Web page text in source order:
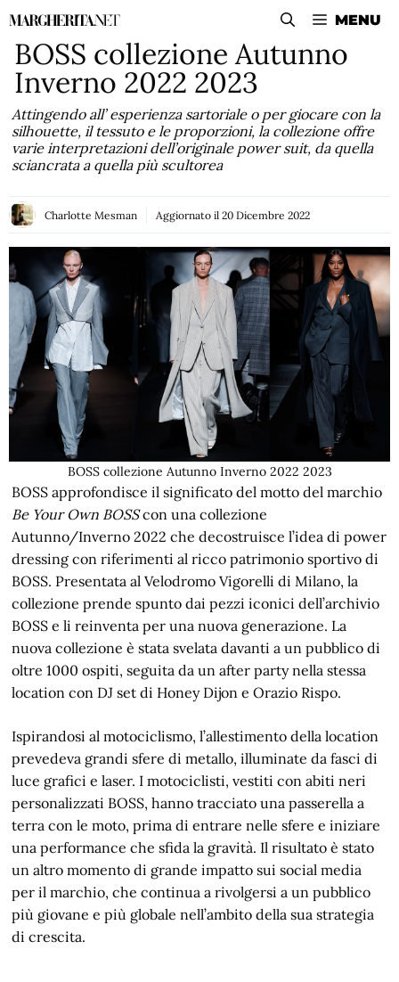
Vai
contenuto
MENU
BOSS collezione Autunno
Inverno 2022 2023
Attingendo all’ esperienza sartoriale o per giocare con la
silhouette, il tessuto e le proporzioni, la collezione offre
varie interpretazioni dell’originale power suit, da quella
sciancrata a quella più scultorea
Charlotte Mesman Aggiornato il 20 Dicembre 2022
BOSS collezione Autunno Inverno 2022 2023
BOSS approfondisce il significato del motto del marchio
Be Your Own BOSScon una collezione
Autunno/Inverno 2022 che decostruisce l’idea di power
dressing con riferimenti al ricco patrimonio sportivo di
BOSS. Presentata al Velodromo Vigorelli di Milano, la
collezione prende spunto dai pezzi iconici dell’archivio
BOSS e li reinventa per una nuova generazione. La
nuova collezione è stata svelata davanti a un pubblico di
oltre 1000 ospiti, seguita da un after party nella stessa
location con DJ set di Honey Dijon e Orazio Rispo.
Ispirandosi al motociclismo, l’allestimento della location
prevedeva grandi sfere di metallo, illuminate da fasci di
luce grafici e laser. I motociclisti, vestiti con abiti neri
personalizzati BOSS, hanno tracciato una passerella a
terra con le moto, prima di entrare nelle sfere e iniziare
una performance che sfida la gravità. Il risultato è stato
un altro momento di grande impatto sui social media
per il marchio, che continua a rivolgersi a un pubblico
più giovane e più globale nell’ambito della sua strategia
di crescita.